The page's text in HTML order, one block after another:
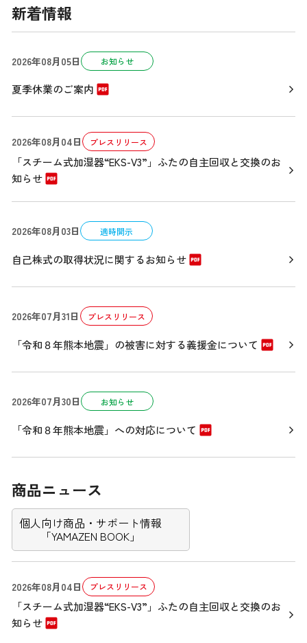
新着情報
2026年08月05日 お知らせ
夏季休業のご案内
2026年08月04日 プレスリリース
「スチーム式加湿器“EKS-V3”」ふたの自主回収と交換のお
知らせ
2026年08月03日 適時開示
自己株式の取得状況に関するお知らせ
2026年07月31日 プレスリリース
「令和８年熊本地震」の被害に対する義援金について
2026年07月30日 お知らせ
「令和８年熊本地震」への対応について
商品ニュース
個人向け商品・サポート情報
「YAMAZEN BOOK」
2026年08月04日 プレスリリース
「スチーム式加湿器“EKS-V3”」ふたの自主回収と交換のお
知らせ